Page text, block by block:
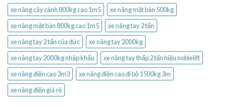
xe nâng cây cảnh 800kg cao 1m5
xe nâng mặt bàn 500kg
xe nâng mặt bàn 800kg cao 1m5
xe nâng tay 2 tấn
xe nâng tay 2 tấn của đức
xe nâng tay 2000kg
xe nâng tay 2000kg nhập khẩu
xe nâng tay thấp 2 tấn hiệu noblelift
xe nâng điện cao 3m3
xe nâng điện cao đi bộ 1500kg 3m
xe nâng điện giá rẻ